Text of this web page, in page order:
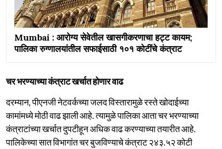
Mumbai : आरोग्य सेवेतील खासगीकरणाचा हट्ट कायम;
पालिका रुग्णालयांतील सफाईसाठी १०१ कोटींचे कंत्राट
चर भरण्याच्या कंत्राट खर्चात होणार वाढ
दरम्यान, पीएनजी नेटवर्कच्या जलद विस्तारामुळे रस्ते खोदाईच्या
कामांमध्ये मोठी वाढ झाली आहे. त्यामुळे पालिका आता चर भरण्याच्या
कंत्राटांच्या खर्चात दुपटीहून अधिक वाढ करण्याच्या तयारीत आहे.
पालिकेच्या सात विभागांत चर बुजविण्याचे कंत्राट २४३.५२ कोटी